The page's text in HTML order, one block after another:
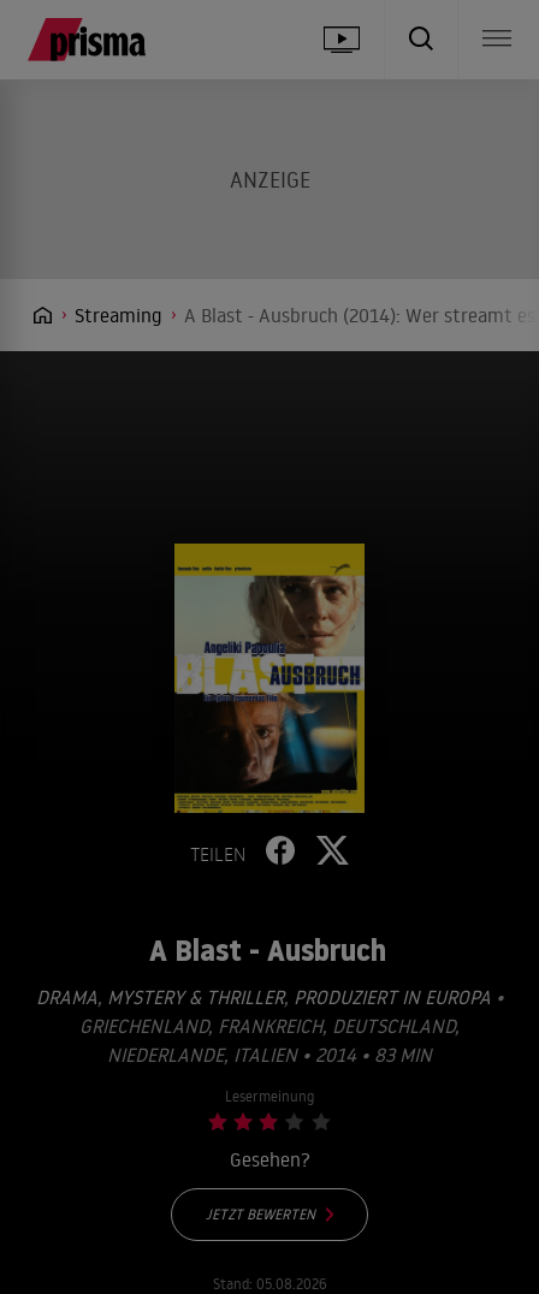
Streaming A Blast - Ausbruch (2014): Wer streamt
TEILEN
A Blast - Ausbruch
DRAMA, MYSTERY & THRILLER, PRODUZIERT IN EUROPA •
GRIECHENLAND, FRANKREICH, DEUTSCHLAND,
NIEDERLANDE, ITALIEN • 2014 • 83 MIN
Lesermeinung
Gesehen?
JETZT BEWERTEN
Stand: 05.08.2026